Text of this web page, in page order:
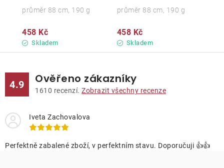
Skladem
458 Kč
průměr 88 cm, 190 g
Skladem
458 Kč
průměr 88 cm, 190 g
4.9 Ověřeno zákazníky
1610 recenzí. Zobrazit všechny recenze
Iveta Zachovalova
Perfektně zabalené zboží, v perfektním stavu. Doporučuji 👍👍